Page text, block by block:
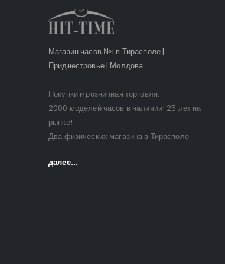
Магазин часов №1 в Тирасполе |
Приднестровье | Молдова.
Покупки и розничная торговля.
2000 моделей часов в наличии! 25 лет на
рынке!
Два физических магазина в Тирасполе.
далее...